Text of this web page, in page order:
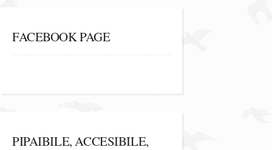
FACEBOOK PAGE
PIPAIBILE, ACCESIBILE,